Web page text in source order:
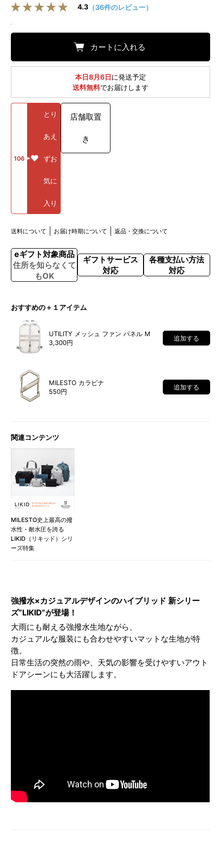
4.3 （36件のレビュー）
カートに入れる
本日8月6日に発送予定
送料無料でお届けします
106
とり
あえ
ずお
気に
入り
店舗取置
き
送料について お届け時期について 返品・交換について
eギフト対象商品
住所を知らなくて
もOK
ギフトサービス
対応
各種支払い方法
対応
おすすめの＋１アイテム
UTILITY メッシュ ファン パネル M
3,300円
追加する
MILESTO カラビナ
550円
追加する
関連コンテンツ
MILESTO史上最高の撥
水性・耐水圧を誇る
LIKID（リキッド）シリ
ーズ特集
強撥水×カジュアルデザインのハイブリッド 新シリー
ズ”LIKID”が登場！
大雨にも耐える強撥水生地ながら、
カジュアルな服装にも合わせやすいマットな生地が特
徴。
日常生活の突然の雨や、天気の影響を受けやすいアウト
ドアシーンにも大活躍します。